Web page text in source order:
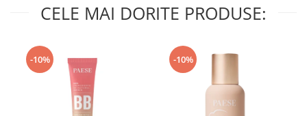
CELE MAI DORITE PRODUSE:
-10% -10%